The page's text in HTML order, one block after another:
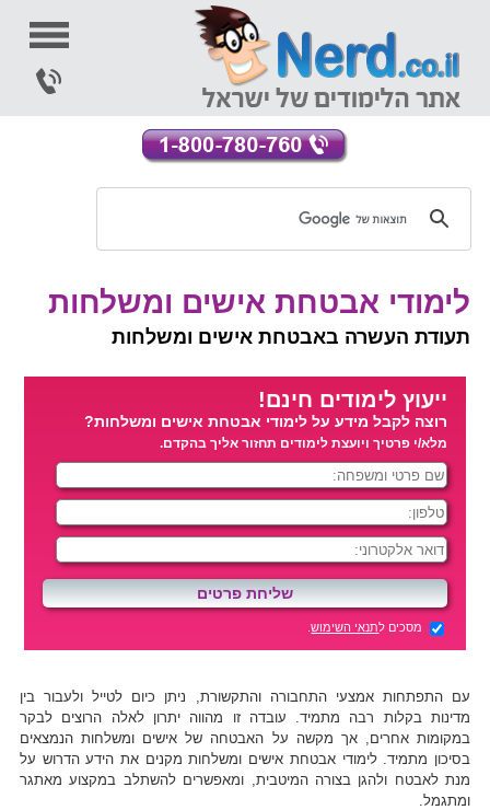
לימודי אבטחת אישים ומשלחות
תעודת העשרה באבטחת אישים ומשלחות
ייעוץ לימודים חינם!
רוצה לקבל מידע על לימודי אבטחת אישים ומשלחות?
מלא/י פרטיך ויועצת לימודים תחזור אליך בהקדם.
מסכים לתנאי השימוש.
עם התפתחות אמצעי התחבורה והתקשורת, ניתן כיום לטייל ולעבור בין
מדינות בקלות רבה מתמיד. עובדה זו מהווה יתרון לאלה הרוצים לבקר
במקומות אחרים, אך מקשה על האבטחה של אישים ומשלחות הנמצאים
בסיכון מתמיד. לימודי אבטחת אישים ומשלחות מקנים את הידע הדרוש על
מנת לאבטח ולהגן בצורה המיטבית, ומאפשרים להשתלב במקצוע מאתגר
ומתגמל.